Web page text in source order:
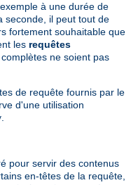
à une durée de
seconde, il peut tout de
fortement souhaitable que
les requêtes
ne soient pas
de requête fournis par le
d'une utilisation
.
pour servir des contenus
en-têtes de la requête,